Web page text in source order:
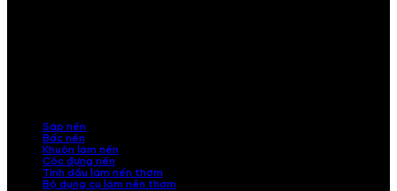
Sáp nến
Bấc nến
Khuôn làm nến
Cốc đựng nến
Tinh dầu làm nến thơm
Bộ dụng cụ làm nến thơm